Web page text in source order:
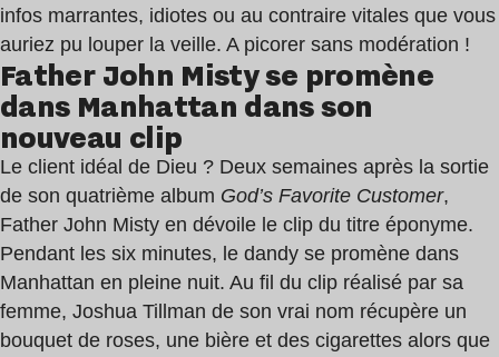
infos marrantes, idiotes ou au contraire vitales que vous
auriez pu louper la veille. A picorer sans modération !
Father John Misty se promène
dans Manhattan dans son
nouveau clip
Le client idéal de Dieu ? Deux semaines après la sortie
de son quatrième album God’s Favorite Customer,
Father John Misty en dévoile le clip du titre éponyme.
Pendant les six minutes, le dandy se promène dans
Manhattan en pleine nuit. Au fil du clip réalisé par sa
femme, Joshua Tillman de son vrai nom récupère un
bouquet de roses, une bière et des cigarettes alors que